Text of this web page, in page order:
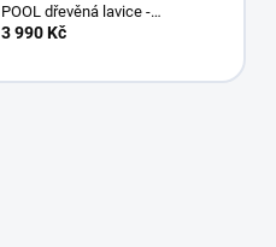
POOL dřevěná lavice -
PŘÍRODNÍ
3 990 Kč